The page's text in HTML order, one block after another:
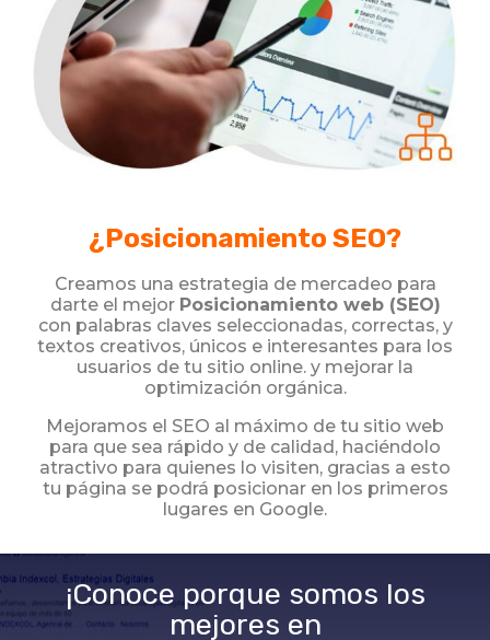
¿Posicionamiento SEO?
Creamos una estrategia de mercadeo para
darte el mejor Posicionamiento web (SEO)
con palabras claves seleccionadas, correctas, y
textos creativos, únicos e interesantes para los
usuarios de tu sitio online. y mejorar la
optimización orgánica.
Mejoramos el SEO al máximo de tu sitio web
para que sea rápido y de calidad, haciéndolo
atractivo para quienes lo visiten, gracias a esto
tu página se podrá posicionar en los primeros
lugares en Google.
¡Conoce porque somos los
mejores en